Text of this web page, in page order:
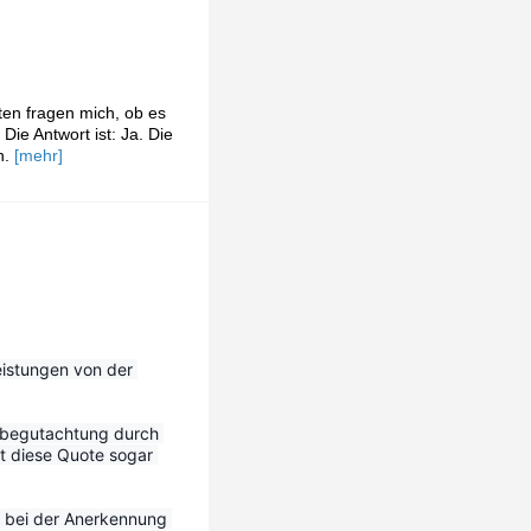
fragen mich, ob es
Antwort ist: Ja. Die
[mehr]
von der
durch
diese Quote sogar
der Anerkennung